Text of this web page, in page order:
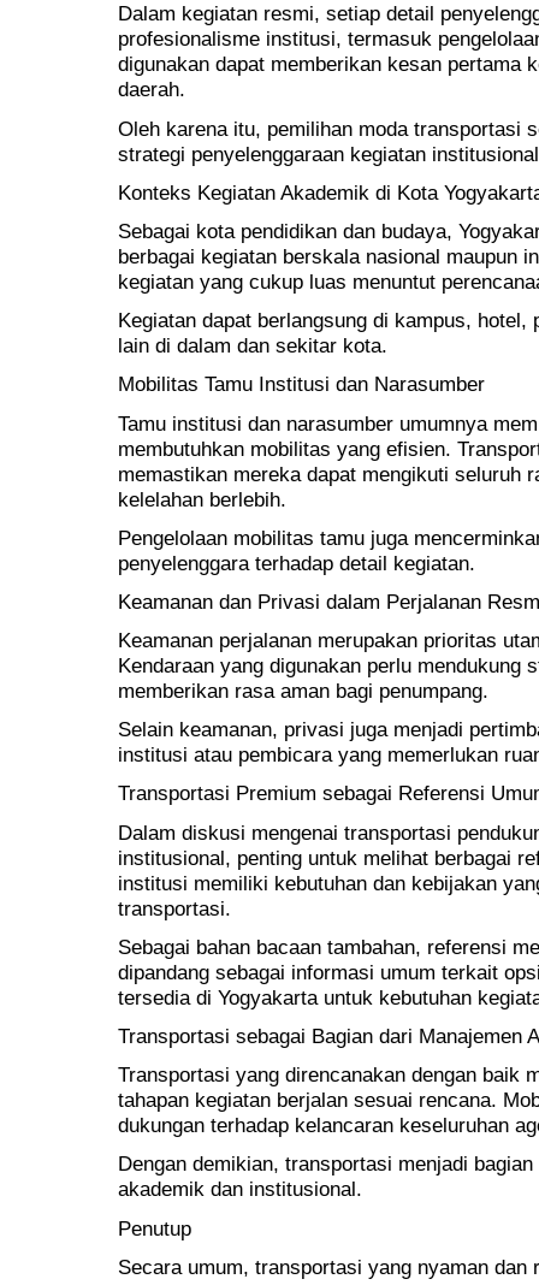
Dalam kegiatan resmi, setiap detail
profesionalisme institusi, termasuk
digunakan dapat memberikan kesan pertama
daerah.
Oleh karena itu, pemilihan moda transportasi
strategi penyelenggaraan kegiatan
Konteks Kegiatan Akademik di Kota
Sebagai kota pendidikan dan budaya,
berbagai kegiatan berskala nasional maupun
kegiatan yang cukup luas menuntut
Kegiatan dapat berlangsung di kampus,
lain di dalam dan sekitar kota.
Mobilitas Tamu Institusi dan Narasumber
Tamu institusi dan narasumber umumnya
membutuhkan mobilitas yang efisien.
memastikan mereka dapat mengikuti seluruh
kelelahan berlebih.
Pengelolaan mobilitas tamu juga
penyelenggara terhadap detail kegiatan.
Keamanan dan Privasi dalam Perjalanan
Keamanan perjalanan merupakan prioritas
Kendaraan yang digunakan perlu mendukung
memberikan rasa aman bagi penumpang.
Selain keamanan, privasi juga menjadi
institusi atau pembicara yang memerlukan
Transportasi Premium sebagai Referensi
Dalam diskusi mengenai transportasi
institusional, penting untuk melihat berbagai
institusi memiliki kebutuhan dan kebijakan
transportasi.
Sebagai bahan bacaan tambahan, referensi
dipandang sebagai informasi umum terkait
tersedia di Yogyakarta untuk kebutuhan
Transportasi sebagai Bagian dari Manajemen
Transportasi yang direncanakan dengan baik
tahapan kegiatan berjalan sesuai rencana.
dukungan terhadap kelancaran keseluruhan
Dengan demikian, transportasi menjadi
akademik dan institusional.
Penutup
Secara umum, transportasi yang nyaman